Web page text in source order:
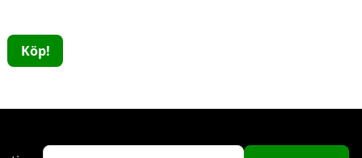
SOLID Nutrition
Köp!